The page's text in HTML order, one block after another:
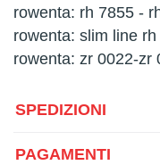
rowenta: rh 7855 -
rowenta: slim line
rowenta: zr 0022-zr
SPEDIZIONI
PAGAMENTI